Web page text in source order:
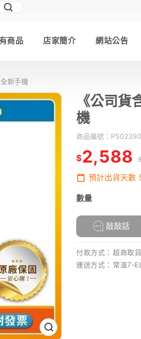
商品 店家簡介 網站公告
新手機
《公司
機
商品編號：
$2,588
預計出貨天數
數量
敲敲話
付款方式： 超商取
運送方式： 常溫7-